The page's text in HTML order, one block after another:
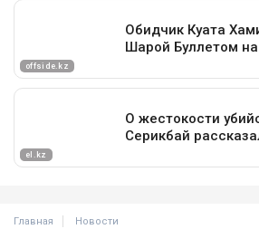
Главная Новости